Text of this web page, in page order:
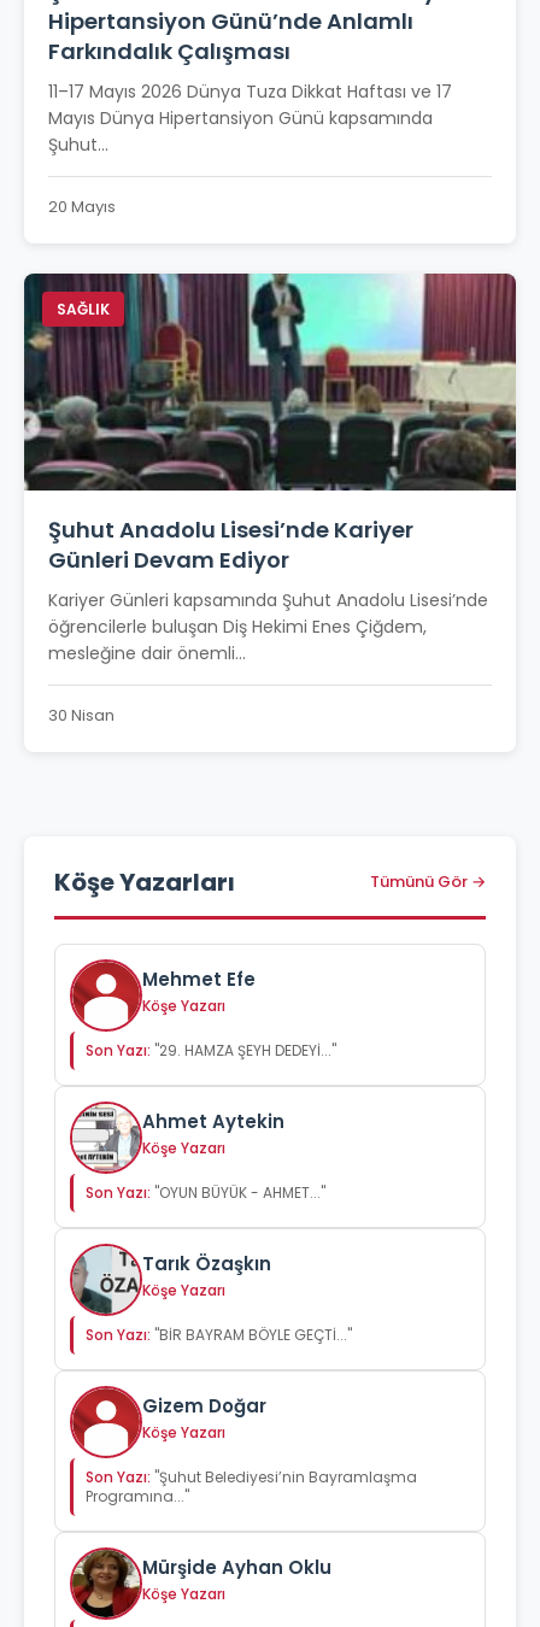
Hipertansiyon Günü’nde Anlamlı
Farkındalık Çalışması
11–17 Mayıs 2026 Dünya Tuza Dikkat Haftası ve 17
Mayıs Dünya Hipertansiyon Günü kapsamında
Şuhut...
20 Mayıs
SAĞLIK
Şuhut Anadolu Lisesi’nde Kariyer
Günleri Devam Ediyor
Kariyer Günleri kapsamında Şuhut Anadolu Lisesi’nde
öğrencilerle buluşan Diş Hekimi Enes Çiğdem,
mesleğine dair önemli...
30 Nisan
Köşe Yazarları Tümünü Gör →
Mehmet Efe
Köşe Yazarı
Son Yazı: "29. HAMZA ŞEYH DEDEYİ..."
Ahmet Aytekin
Köşe Yazarı
Son Yazı: "OYUN BÜYÜK - AHMET..."
Tarık Özaşkın
Köşe Yazarı
Son Yazı: "BİR BAYRAM BÖYLE GEÇTİ..."
Gizem Doğar
Köşe Yazarı
Son Yazı: "Şuhut Belediyesi’nin Bayramlaşma
Programına..."
Mürşide Ayhan Oklu
Köşe Yazarı